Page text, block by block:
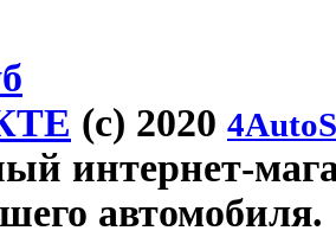
(c) 2020
интернет-
автомобиля.